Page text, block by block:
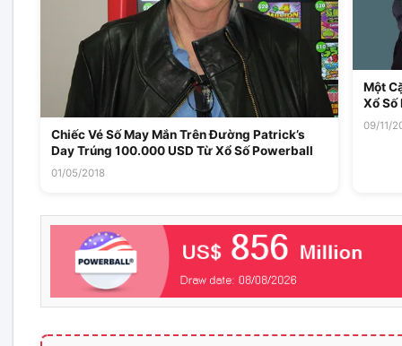
Chiếc Vé Số May Mắn Trên Đường Patrick’s
Day Trúng 100.000 USD Từ Xổ Số Powerball
01/05/2018
Một
Xổ Số
09/11/